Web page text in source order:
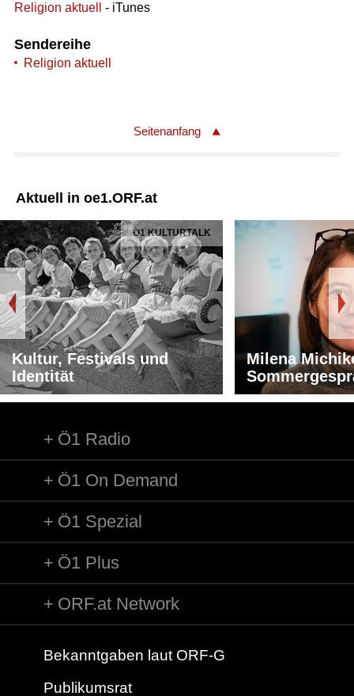
Religion aktuell
- iTunes
Sendereihe
Religion aktuell
Seitenanfang
Aktuell in oe1.ORF.at
Ö1 KULTURTALK
Kultur, Festivals und
Identität
Milena
Ö1 Radio
Ö1 On Demand
Ö1 Spezial
Ö1 Plus
ORF.at Network
Bekanntgaben laut ORF-G
Publikumsrat